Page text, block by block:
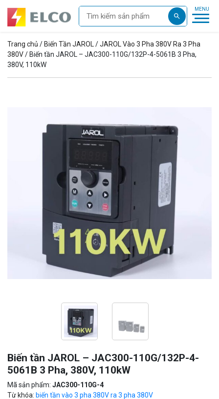
Trang chủ / Biến Tần JAROL /JAROL Vào 3 Pha 380V Ra 3 Pha
380V/ Biến tần JAROL – JAC300-110G/132P-4-5061B 3 Pha,
380V, 110kW
Biến tần JAROL – JAC300-110G/132P-4-
5061B 3 Pha, 380V, 110kW
Mã sản phẩm: JAC300-110G-4
Từ khóa: biến tần vào 3 pha 380V ra 3 pha 380V